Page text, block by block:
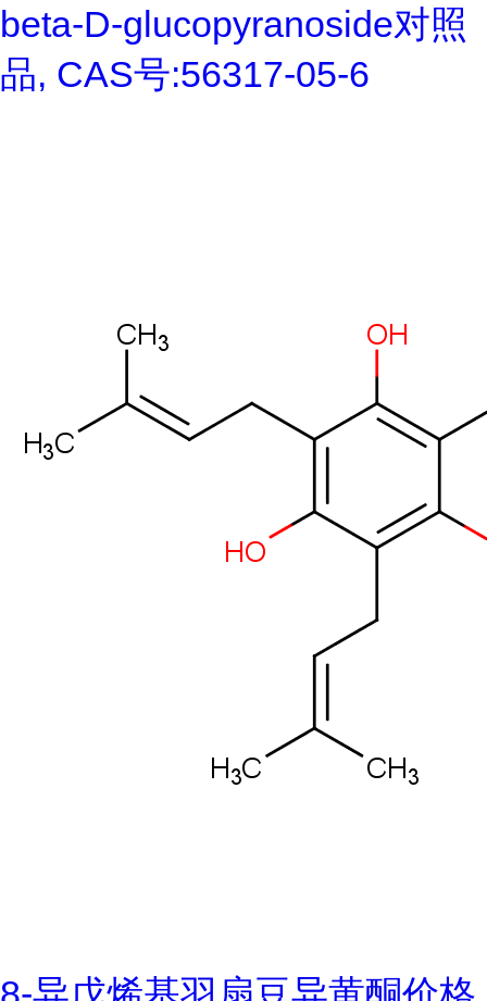
beta-D-glucopyranoside对照
品, CAS号:56317-05-6